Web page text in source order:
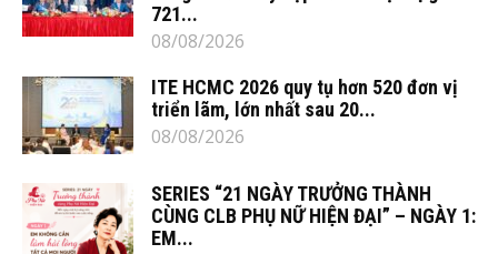
721...
08/08/2026
ITE HCMC 2026 quy tụ hơn 520 đơn vị
triển lãm, lớn nhất sau 20...
08/08/2026
SERIES “21 NGÀY TRƯỞNG THÀNH
CÙNG CLB PHỤ NỮ HIỆN ĐẠI” – NGÀY 1:
EM...